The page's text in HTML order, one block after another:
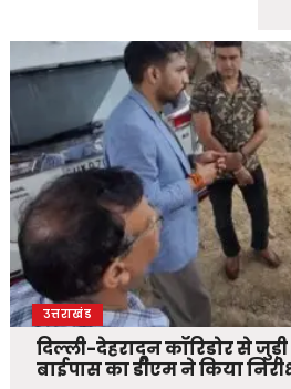
उत्तराखंड
दिल्ली-देहरादून कॉरिडोर से जुड़ी
बाईपास का डीएम ने किया